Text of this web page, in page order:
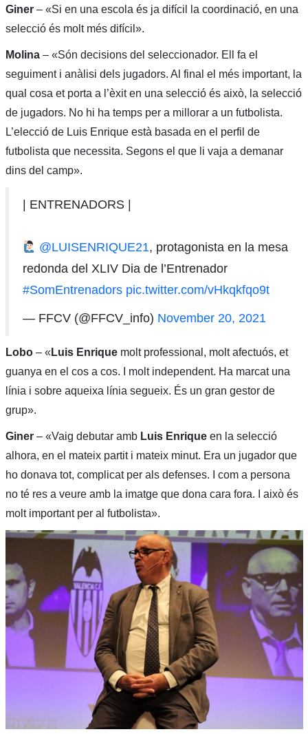
Giner – «Si en una escola és ja difícil la coordinació, en una
selecció és molt més difícil».
Molina – «Són decisions del seleccionador. Ell fa el
seguiment i anàlisi dels jugadors. Al final el més important, la
qual cosa et porta a l’èxit en una selecció és això, la selecció
de jugadors. No hi ha temps per a millorar a un futbolista.
L’elecció de Luis Enrique està basada en el perfil de
futbolista que necessita. Segons el que li vaja a demanar
dins del camp».
| ENTRENADORS |
@LUISENRIQUE21, protagonista en la mesa
redonda del XLIV Dia de l’Entrenador
#SomEntrenadors pic.twitter.com/vHkqkfqo9t
— FFCV (@FFCV_info) November 20, 2021
Lobo – « Luis Enriquemolt professional, molt afectuós, et
guanya en el cos a cos. I molt independent. Ha marcat una
línia i sobre aqueixa línia segueix. És un gran gestor de
grup».
Giner – «Vaig debutar amb Luis Enriqueen la selecció
alhora, en el mateix partit i mateix minut. Era un jugador que
ho donava tot, complicat per als defenses. I com a persona
no té res a veure amb la imatge que dona cara fora. I això és
molt important per al futbolista».